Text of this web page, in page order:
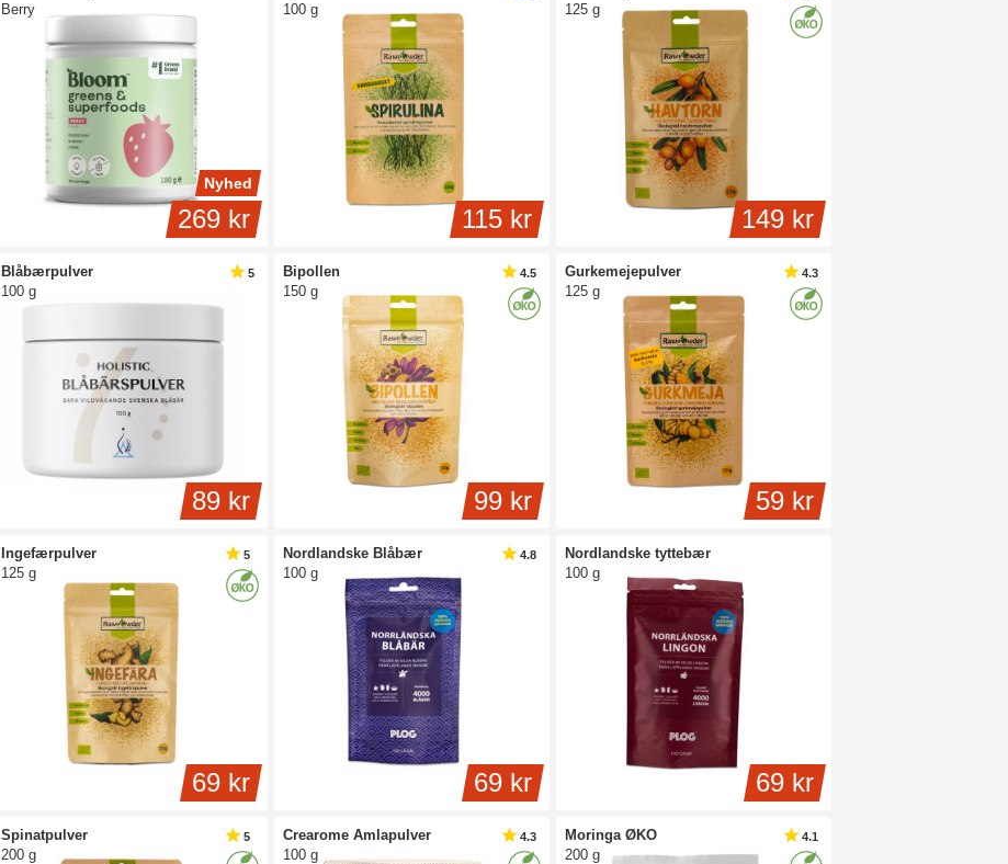
Berry
Nyhed
269 kr
100 g
115 kr
125 g
149 kr
Blåbærpulver
100 g
89 kr
5
Bipollen
150 g
99 kr
4.5
Gurkemejepulver
125 g
59 kr
4.3
Ingefærpulver
125 g
69 kr
5
Nordlandske Blåbær
100 g
69 kr
4.8
Nordlandske tyttebær
100 g
69 kr
Spinatpulver
200 g
5
Crearome Amlapulver
100 g
4.3
Moringa ØKO
200 g
4.1